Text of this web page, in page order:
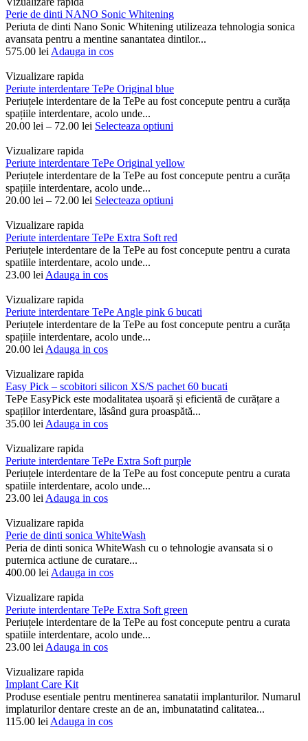
Perie de dinti NANO Sonic Whitening
Periuta de dinti Nano Sonic Whitening utilizeaza tehnologia sonica
avansata pentru a mentine sanantatea dintilor...
575.00 lei Adauga in cos
Vizualizare rapida
Periute interdentare TePe Original blue
Periuțele interdentare de la TePe au fost concepute pentru a curăța
spațiile interdentare, acolo unde...
20.00 lei – 72.00 lei Selecteaza optiuni
Vizualizare rapida
Periute interdentare TePe Original yellow
Periuțele interdentare de la TePe au fost concepute pentru a curăța
spațiile interdentare, acolo unde...
20.00 lei – 72.00 lei Selecteaza optiuni
Vizualizare rapida
Periute interdentare TePe Extra Soft red
Periuțele interdentare de la TePe au fost concepute pentru a curata
spatiile interdentare, acolo unde...
23.00 lei Adauga in cos
Vizualizare rapida
Periute interdentare TePe Angle pink 6 bucati
Periuțele interdentare de la TePe au fost concepute pentru a curăța
spațiile interdentare, acolo unde...
20.00 lei Adauga in cos
Vizualizare rapida
Easy Pick – scobitori silicon XS/S pachet 60 bucati
TePe EasyPick este modalitatea ușoară și eficientă de curățare a
spațiilor interdentare, lăsând gura proaspătă...
35.00 lei Adauga in cos
Vizualizare rapida
Periute interdentare TePe Extra Soft purple
Periuțele interdentare de la TePe au fost concepute pentru a curata
spatiile interdentare, acolo unde...
23.00 lei Adauga in cos
Vizualizare rapida
Perie de dinti sonica WhiteWash
Peria de dinti sonica WhiteWash cu o tehnologie avansata si o
puternica actiune de curatare...
400.00 lei Adauga in cos
Vizualizare rapida
Periute interdentare TePe Extra Soft green
Periuțele interdentare de la TePe au fost concepute pentru a curata
spatiile interdentare, acolo unde...
23.00 lei Adauga in cos
Vizualizare rapida
Implant Care Kit
Produse esentiale pentru mentinerea sanatatii implanturilor. Numarul
implaturilor dentare creste an de an, imbunatatind calitatea...
115.00 lei Adauga in cos